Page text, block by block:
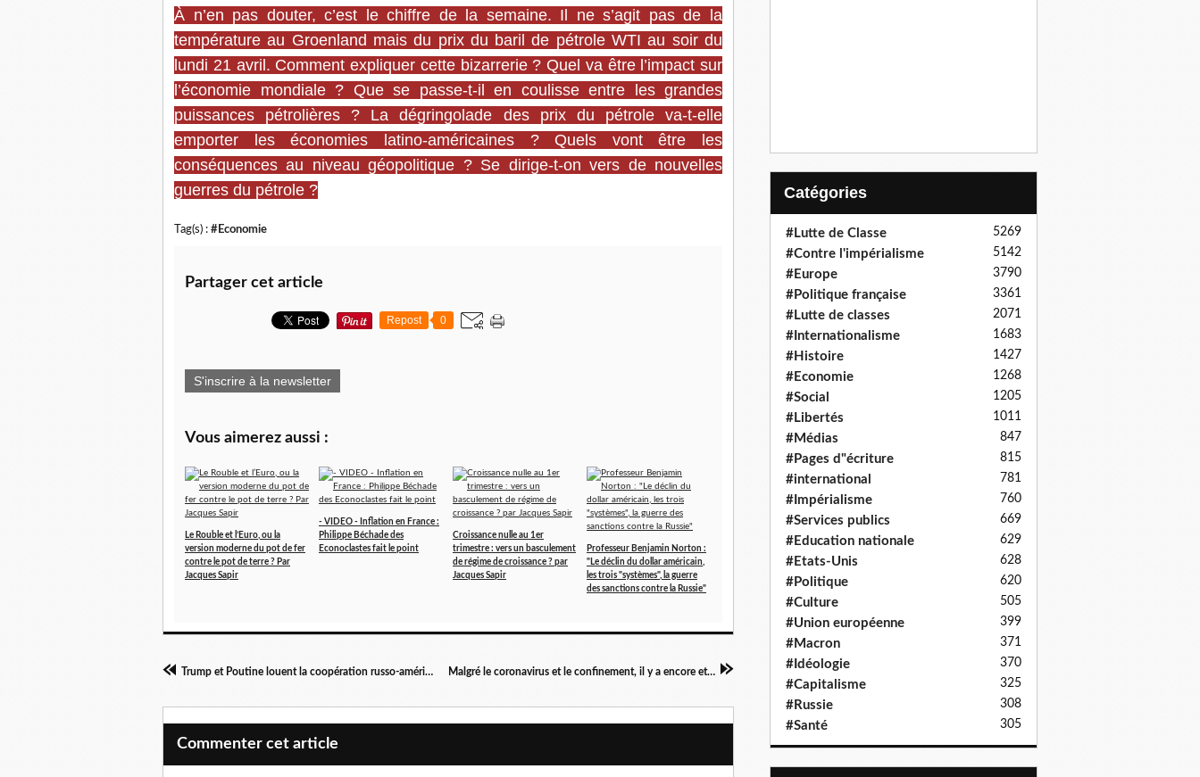
À n’en pas douter, c’est le chiffre de la semaine. Il ne s’agit pas de la
température au Groenland mais du prix du baril de pétrole WTI au soir du
lundi 21 avril. Comment expliquer cette bizarrerie ? Quel va être l’impact sur
l’économie mondiale ? Que se passe-t-il en coulisse entre les grandes
puissances pétrolières ? La dégringolade des prix du pétrole va-t-elle
emporter les économies latino-américaines ? Quels vont être les
conséquences au niveau géopolitique ? Se dirige-t-on vers de nouvelles
guerres du pétrole ?
Tag(s) : #Economie
Partager cet article
Repost 0
S'inscrire à la newsletter
Vous aimerez aussi :
Le Rouble et l’Euro, ou la
version moderne du pot de fer
contre le pot de terre ? Par
Jacques Sapir
- VIDEO - Inflation en France :
Philippe Béchade des
Econoclastes fait le point
Croissance nulle au 1er
trimestre : vers un basculement
de régime de croissance ? par
Jacques Sapir
Professeur Benjamin Norton :
"Le déclin du dollar américain,
les trois "systèmes", la guerre
des sanctions contre la Russie"
Trump et Poutine louent la coopération russo-américaine, en invoquant un épisode de 1945 Malgré le coronavirus et le confinement, il y a encore et toujours un 1er Mai et il faut le célébrer !
Commenter cet article
Catégories
#Lutte de Classe 5269
#Contre l'impérialisme 5142
#Europe 3790
#Politique française 3361
#Lutte de classes 2071
#Internationalisme 1683
#Histoire 1427
#Economie 1268
#Social 1205
#Libertés 1011
#Médias 847
#Pages d"écriture 815
#international 781
#Impérialisme 760
#Services publics 669
#Education nationale 629
#Etats-Unis 628
#Politique 620
#Culture 505
#Union européenne 399
#Macron 371
#Idéologie 370
#Capitalisme 325
#Russie 308
#Santé 305